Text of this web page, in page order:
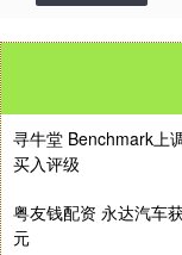
寻牛堂 Benchmark上
买入评级
粤友钱配资 永达汽车
元